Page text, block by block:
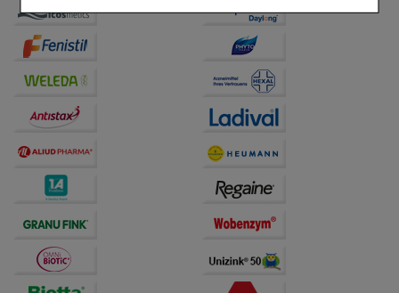
Einkaufserlebnis noch ansprechender zu gestalten,
Besuchers oder unsere Seite an bevorzugte
Verhaltensweisen (z.B. Spracheinstellung)
anzupassen. Komfort-Cookies ermöglichen es uns
auch auf Ihre Bedürfnisse zugeschrittene Inhalte
anzuzeigen und unser Partnerprogramm zu
betreiben.
Statistik & Tracking:
Hierüber lassen sich
Informationen über die Art und Weise der Nutzung
unserer Website sammeln, mit deren Hilfe wir unsere
Website weiter für Sie optimieren können, den Inhalt
auf unserer Website aber auch die Werbung auf
Drittseiten möglichst relevant für Sie zu gestalten.
Bitte beachten Sie, dass Daten hierfür teilweise an
Dritte wie z.B. Google oder soziale Medien
übertragen werden.